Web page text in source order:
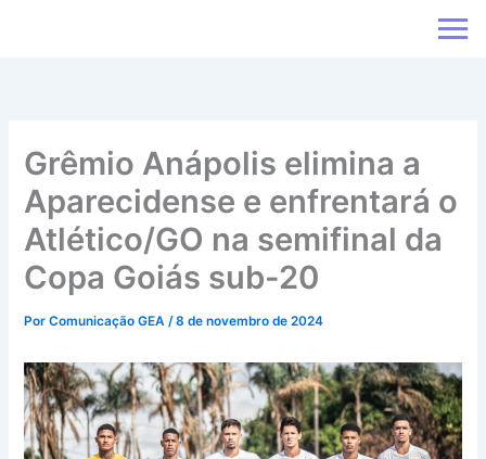
Grêmio Anápolis elimina a
Aparecidense e enfrentará o
Atlético/GO na semifinal da
Copa Goiás sub-20
PorComunicação GEA/8 de novembro de 2024